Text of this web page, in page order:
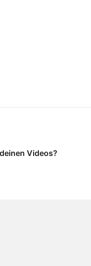
Videos?